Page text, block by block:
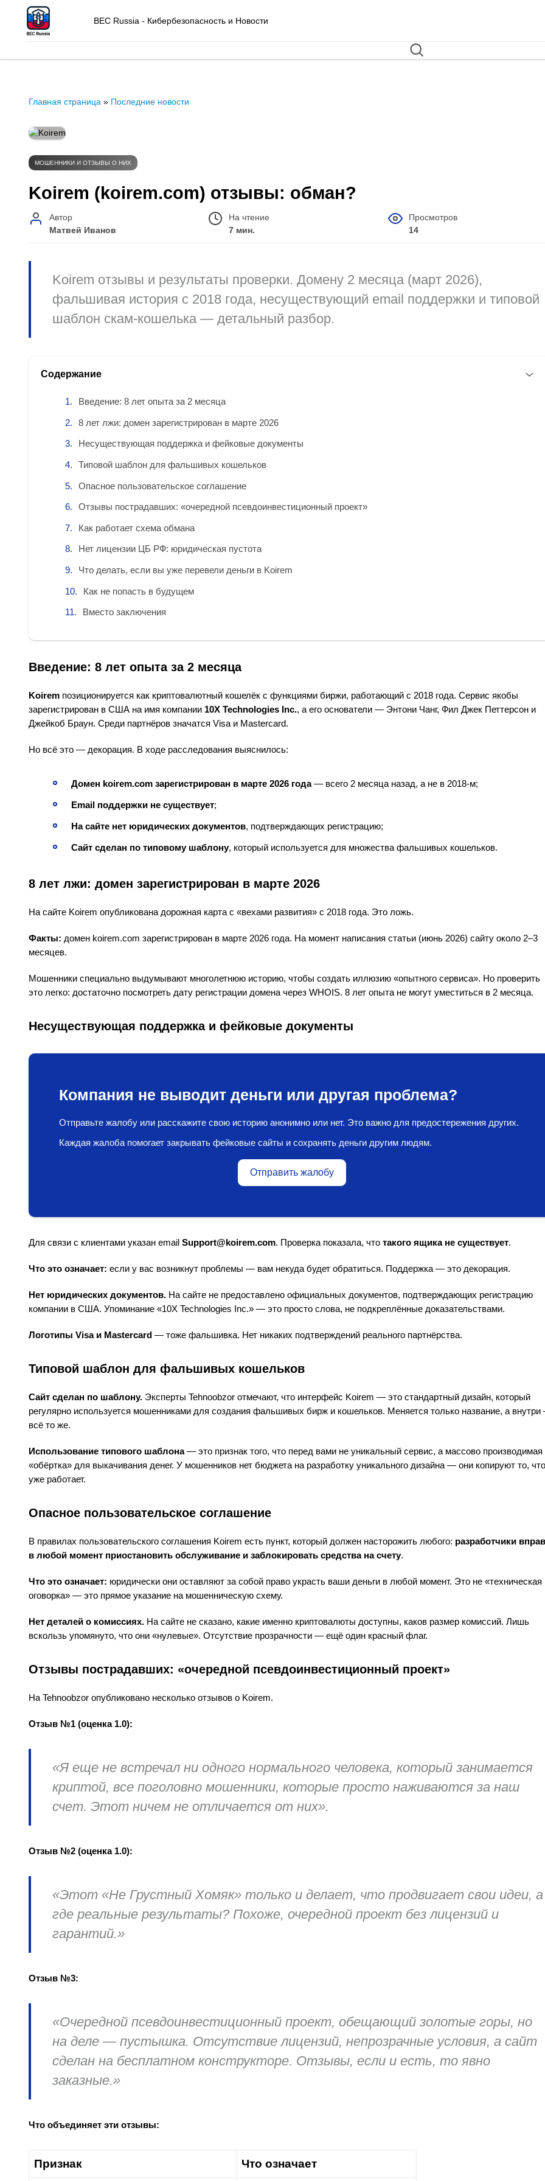
BEC Russia - Кибербезопасность и Новости
Главная страница » Последние новости
МОШЕННИКИ И ОТЗЫВЫ О НИХ
Koirem (koirem.com) отзывы: обман?
Автор
Матвей Иванов
На чтение
7 мин.
Просмотров
14
Koirem отзывы и результаты проверки. Домену 2 месяца (март 2026),
фальшивая история с 2018 года, несуществующий email поддержки и типовой
шаблон скам-кошелька — детальный разбор.
Содержание
Введение: 8 лет опыта за 2 месяца
8 лет лжи: домен зарегистрирован в марте 2026
Несуществующая поддержка и фейковые документы
Типовой шаблон для фальшивых кошельков
Опасное пользовательское соглашение
Отзывы пострадавших: «очередной псевдоинвестиционный проект»
Как работает схема обмана
Нет лицензии ЦБ РФ: юридическая пустота
Что делать, если вы уже перевели деньги в Koirem
Как не попасть в будущем
Вместо заключения
Введение: 8 лет опыта за 2 месяца
Koirem позиционируется как криптовалютный кошелёк с функциями биржи, работающий с 2018 года. Сервис якобы
зарегистрирован в США на имя компании 10X Technologies Inc., а его основатели — Энтони Чанг, Фил Джек Петтерсон и
Джейкоб Браун. Среди партнёров значатся Visa и Mastercard.
Но всё это — декорация. В ходе расследования выяснилось:
Домен koirem.com зарегистрирован в марте 2026 года— всего 2 месяца назад, а не в 2018-м;
Email поддержки не существует;
На сайте нет юридических документов, подтверждающих регистрацию;
Сайт сделан по типовому шаблону, который используется для множества фальшивых кошельков.
8 лет лжи: домен зарегистрирован в марте 2026
На сайте Koirem опубликована дорожная карта с «вехами развития» с 2018 года. Это ложь.
Факты: домен koirem.com зарегистрирован в марте 2026 года. На момент написания статьи (июнь 2026) сайту около 2–3
месяцев.
Мошенники специально выдумывают многолетнюю историю, чтобы создать иллюзию «опытного сервиса». Но проверить
это легко: достаточно посмотреть дату регистрации домена через WHOIS. 8 лет опыта не могут уместиться в 2 месяца.
Несуществующая поддержка и фейковые документы
Компания не выводит деньги или другая проблема?
Отправьте жалобу или расскажите свою историю анонимно или нет. Это важно для предостережения других.
Каждая жалоба помогает закрывать фейковые сайты и сохранять деньги другим людям.
Отправить жалобу
Для связи с клиентами указан email Support@koirem.com. Проверка показала, что такого ящика не существует.
Что это означает: если у вас возникнут проблемы — вам некуда будет обратиться. Поддержка — это декорация.
Нет юридических документов. На сайте не предоставлено официальных документов, подтверждающих регистрацию
компании в США. Упоминание «10X Technologies Inc.» — это просто слова, не подкреплённые доказательствами.
Логотипы Visa и Mastercard — тоже фальшивка. Нет никаких подтверждений реального партнёрства.
Типовой шаблон для фальшивых кошельков
Сайт сделан по шаблону. Эксперты Tehnoobzor отмечают, что интерфейс Koirem — это стандартный дизайн, который
регулярно используется мошенниками для создания фальшивых бирж и кошельков. Меняется только название, а
всё то же.
Использование типового шаблона— это признак того, что перед вами не уникальный сервис, а массово производимая
«обёртка» для выкачивания денег. У мошенников нет бюджета на разработку уникального дизайна — они копируют то, что
уже работает.
Опасное пользовательское соглашение
В правилах пользовательского соглашения Koirem есть пункт, который должен насторожить любого: разработчики
в любой момент приостановить обслуживание и заблокировать средства на счету.
Что это означает: юридически они оставляют за собой право украсть ваши деньги в любой момент. Это не «техническая
оговорка» — это прямое указание на мошенническую схему.
Нет деталей о комиссиях. На сайте не сказано, какие именно криптовалюты доступны, каков размер комиссий. Лишь
вскользь упомянуто, что они «нулевые». Отсутствие прозрачности — ещё один красный флаг.
Отзывы пострадавших: «очередной псевдоинвестиционный проект»
На Tehnoobzor опубликовано несколько отзывов о Koirem.
Отзыв №1 (оценка 1.0):
«Я еще не встречал ни одного нормального человека, который занимается
криптой, все поголовно мошенники, которые просто наживаются за наш
счет. Этот ничем не отличается от них».
Отзыв №2 (оценка 1.0):
«Этот «Не Грустный Хомяк» только и делает, что продвигает свои идеи, а
где реальные результаты? Похоже, очередной проект без лицензий и
гарантий.»
Отзыв №3:
«Очередной псевдоинвестиционный проект, обещающий золотые горы, но
на деле — пустышка. Отсутствие лицензий, непрозрачные условия, а сайт
сделан на бесплатном конструкторе. Отзывы, если и есть, то явно
заказные.»
Что объединяет эти отзывы:
Признак Что означает